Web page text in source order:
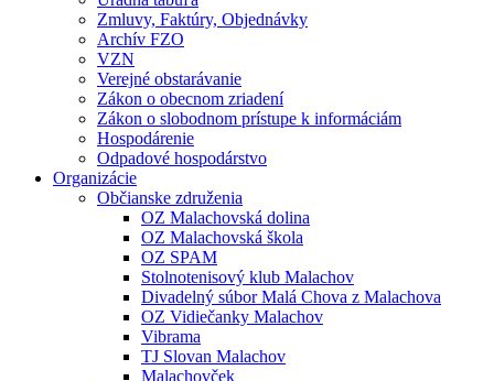
Zmluvy, Faktúry, Objednávky
Archív FZO
VZN
Verejné obstarávanie
Zákon o obecnom zriadení
Zákon o slobodnom prístupe k informáciám
Hospodárenie
Odpadové hospodárstvo
Organizácie
Občianske združenia
OZ Malachovská dolina
OZ Malachovská škola
OZ SPAM
Stolnotenisový klub Malachov
Divadelný súbor Malá Chova z Malachova
OZ Vidiečanky Malachov
Vibrama
TJ Slovan Malachov
Malachovček